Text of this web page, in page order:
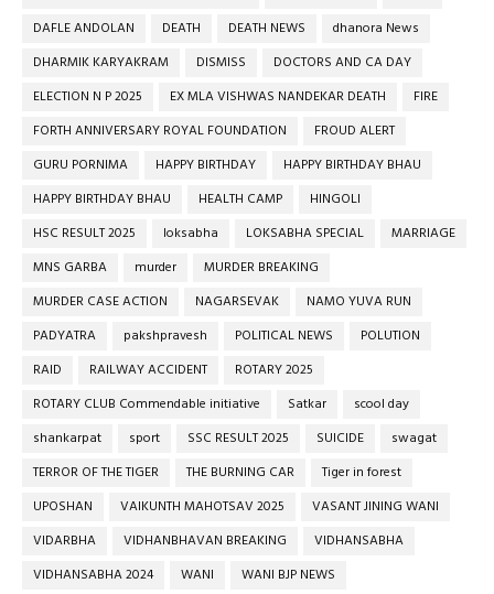
DAFLE ANDOLAN
DEATH DEATH NEWS
dhanora News
DHARMIK KARYAKRAM
DISMISS
DOCTORS AND CA DAY
ELECTION N P 2025
EX MLA VISHWAS NANDEKAR DEATH
FIRE
FORTH ANNIVERSARY ROYAL FOUNDATION
FROUD ALERT
GURU PORNIMA
HAPPY BIRTHDAY
HAPPY BIRTHDAY BHAU
HAPPY BIRTHDAY BHAU
HEALTH CAMP
HINGOLI
HSC RESULT 2025
loksabha LOKSABHA SPECIAL
MARRIAGE
MNS GARBA
murder
MURDER BREAKING
MURDER CASE ACTION
NAGARSEVAK
NAMO YUVA RUN
PADYATRA
pakshpravesh POLITICAL NEWS
POLUTION
RAID
RAILWAY ACCIDENT
ROTARY 2025
ROTARY CLUB Commendable initiative
Satkar
scool day
shankarpat
sport SSC RESULT 2025 SUICIDE
swagat
TERROR OF THE TIGER
THE BURNING CAR
Tiger in forest
UPOSHAN
VAIKUNTH MAHOTSAV 2025
VASANT JINING WANI
VIDARBHA
VIDHANBHAVAN BREAKING
VIDHANSABHA
VIDHANSABHA 2024
WANI
WANI BJP NEWS